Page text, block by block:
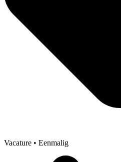
Vacature • Eenmalig